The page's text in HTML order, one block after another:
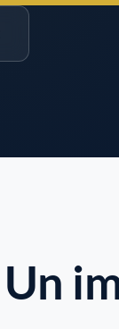
Un